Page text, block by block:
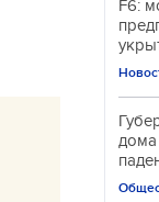
F6:
дома